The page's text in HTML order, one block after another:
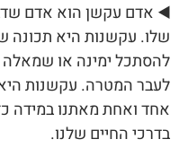
◀️ אדם עקשן הוא אדם
שלו. עקשנות היא
להסתכל ימינה או
לעבר המטרה. עקשנות
אחד ואחת מאתנו במידה
בדרכי החיים שלנו.